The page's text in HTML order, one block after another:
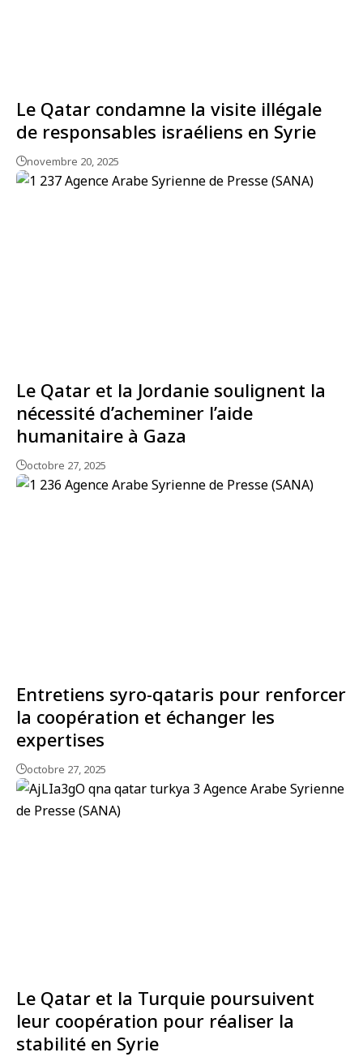
Le Qatar condamne la visite illégale
de responsables israéliens en Syrie
novembre 20, 2025
Le Qatar et la Jordanie soulignent la
nécessité d’acheminer l’aide
humanitaire à Gaza
octobre 27, 2025
Entretiens syro-qataris pour renforcer
la coopération et échanger les
expertises
octobre 27, 2025
Le Qatar et la Turquie poursuivent
leur coopération pour réaliser la
stabilité en Syrie